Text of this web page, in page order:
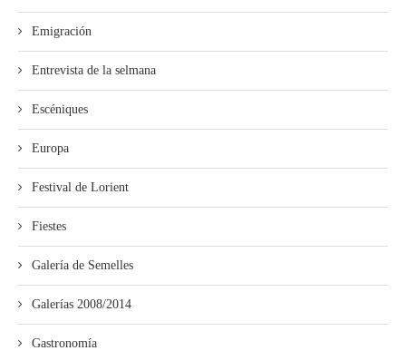
Emigración
Entrevista de la selmana
Escéniques
Europa
Festival de Lorient
Fiestes
Galería de Semelles
Galerías 2008/2014
Gastronomía